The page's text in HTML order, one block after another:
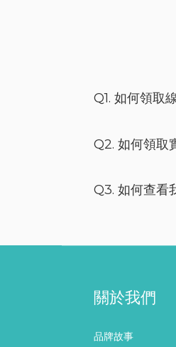
Q1. 如何領取
Q2. 如何領取
Q3. 如何查看
關於我們
品牌故事